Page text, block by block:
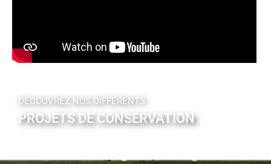
DÉCOUVREZ NOS DIFFÉRENTS
PROJETS DE CONSERVATION